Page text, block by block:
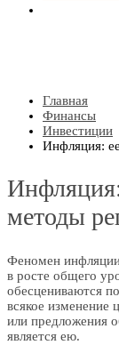
Главная
Финансы
Инвестиции
Инфляция:
методы
Феномен
в росте общего
обесцениваются
всякое изменение
или предложения
является ею.